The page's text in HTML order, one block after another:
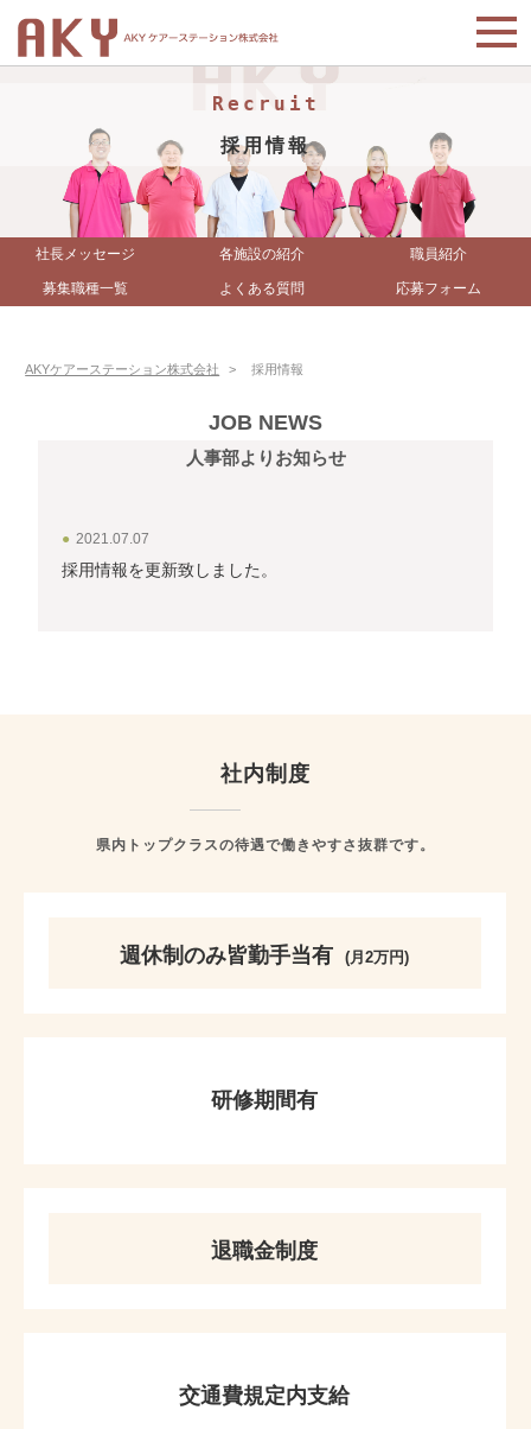
採用情報
社長メッセージ 各施設の紹介 職員紹介
募集職種一覧 よくある質問 応募フォーム
AKYケアーステーション株式会社 > 採用情報
人事部よりお知らせ
2021.07.07
採用情報を更新致しました。
社内制度
県内トップクラスの待遇で働きやすさ抜群です。
交通費規定内支給
退職金制度
研修期間有
週休制のみ皆勤手当有 (月2万円)